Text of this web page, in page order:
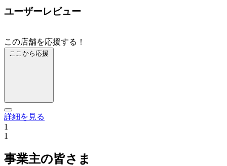
ユーザーレビュー
この店舗を応援する！
ここから応援
詳細を見る
1
1
事業主の皆さま